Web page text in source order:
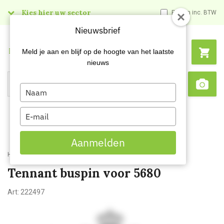
Kies hier uw sector Prijzen inc. BTW
Search
Menu
Home Tennant buspin voor 5680
Tennant buspin voor 5680
Art: 222497
Nieuwsbrief
Meld je aan en blijf op de hoogte van het laatste
nieuws
Type
your
name
Type
your
email
Aanmelden